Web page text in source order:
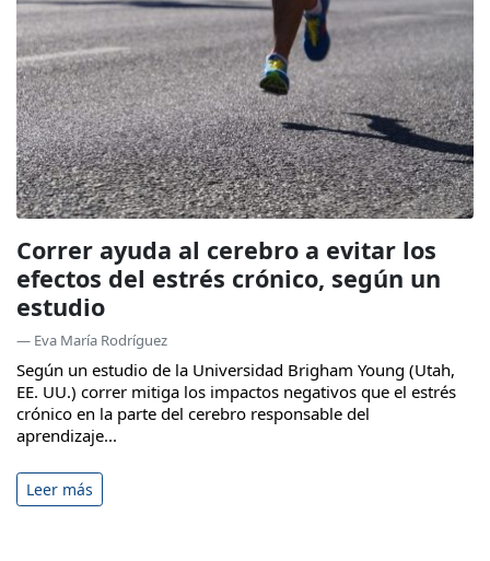
Correr ayuda al cerebro a evitar los
efectos del estrés crónico, según un
estudio
— Eva María Rodríguez
Según un estudio de la Universidad Brigham Young (Utah,
EE. UU.) correr mitiga los impactos negativos que el estrés
crónico en la parte del cerebro responsable del
aprendizaje...
Leer más